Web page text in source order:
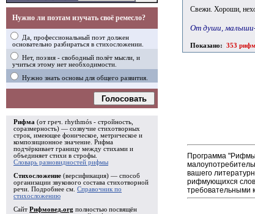
Нужно ли поэтам изучать своё ремесло?
Да, профессиональный поэт должен
основательно разбираться в стихосложении.
Нет, поэзия - свободный полёт мысли, и
учиться этому нет необходимости.
Нужно знать основы для общего развития.
Голосовать
Рифма (от греч. rhythmós - стройность,
соразмерность) — созвучие стихотворных
строк, имеющее фоническое, метрическое и
композиционное значение. Рифма
подчёркивает границу между стихами и
объединяет стихи в строфы
Словарь разновидностей рифмы
Стихосложение (версификация) — способ
организации звукового состава стихотворной
речи. Подробнее см. Справочник по
стихосложению
Сайт Рифмовед.org полностью посвящён
Свежи. Хороши,
От души,
Показано: 353
Программа "Рифмы
вашего
рифмующихся
требовательными